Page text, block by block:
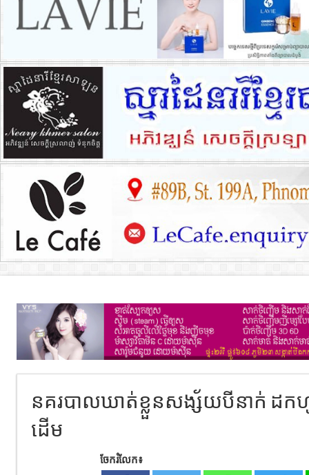
នគរបាលឃាត់ខ្លួនសង្ស័យបីនាក់ ដកហូ
ដើម
ចែករំលែក៖